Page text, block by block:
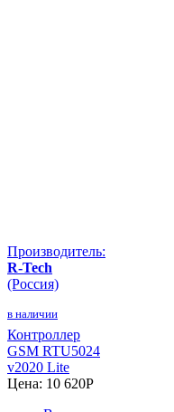
Производитель:
R-Tech
(Россия)
в наличии
Контроллер
GSM RTU5024
v2020 Lite
Цена: 10 620P